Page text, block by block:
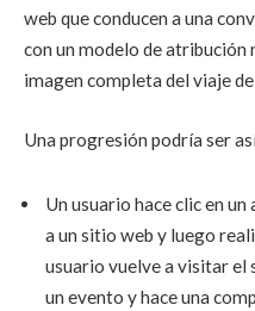
web que conducen a una
con un modelo de
imagen completa del viaje
Una progresión podría ser
Un usuario hace clic en
a un sitio web y luego
usuario vuelve a visitar el
un evento y hace una